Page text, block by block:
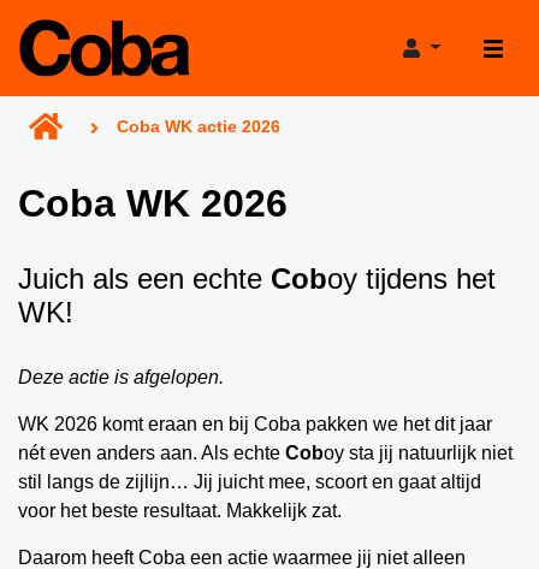
Producten
Projecthulp
Verbruikscalculator
Productadviestool
Projectgarantie
Verkooppunten
Projecten
Nieuws
Coba WK actie 2026
Coba WK 2026
Juich als een echte Coboy tijdens het
WK!
Deze actie is afgelopen.
WK 2026 komt eraan en bij Coba pakken we het dit jaar
nét even anders aan. Als echte Coboy sta jij natuurlijk niet
stil langs de zijlijn… Jij juicht mee, scoort en gaat altijd
voor het beste resultaat. Makkelijk zat.
Daarom heeft Coba een actie waarmee jij niet alleen